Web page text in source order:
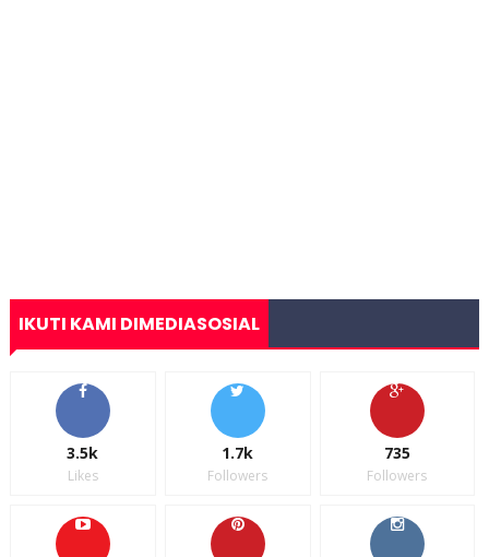
IKUTI KAMI DIMEDIASOSIAL
3.5k
Likes
1.7k
Followers
735
Followers